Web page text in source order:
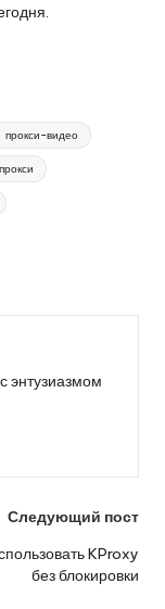
прокси-видео
энтузиазмом
Следующий пост
KProxy
без блокировки